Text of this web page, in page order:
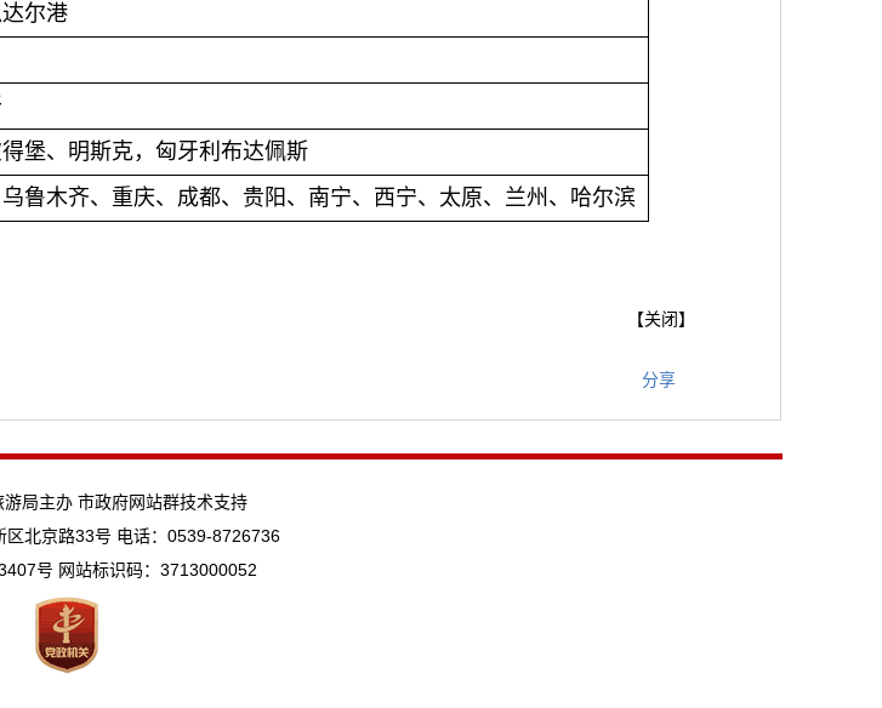
尔港
堡、明斯克，匈牙利布达佩斯
鲁木齐、重庆、成都、贵阳、南宁、西宁、太原、兰州、哈尔滨
【关闭】
分享
游局主办 市政府网站群技术支持
区北京路33号 电话：0539-8726736
号 网站标识码：3713000052